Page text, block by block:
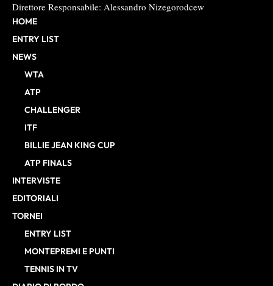
Direttore Responsabile: Alessandro Nizegorodcew
HOME
ENTRY LIST
NEWS
WTA
ATP
CHALLENGER
ITF
BILLIE JEAN KING CUP
ATP FINALS
INTERVISTE
EDITORIALI
TORNEI
ENTRY LIST
MONTEPREMI E PUNTI
TENNIS IN TV